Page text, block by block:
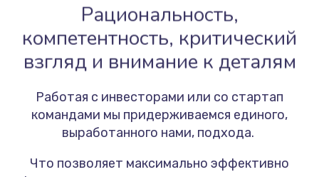
Рациональность,
компетентность, критический
взгляд и внимание к деталям
Работая с инвесторами или со стартап
командами мы придерживаемся единого,
выработанного нами, подхода.
Что позволяет максимально эффективно